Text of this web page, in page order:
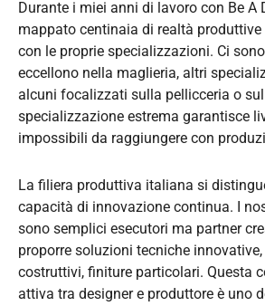
Durante i miei anni di lavoro con Be A
mappato centinaia di realtà
con le proprie specializzazioni. Ci
eccellono nella maglieria, altri
alcuni focalizzati sulla pellicceria o
specializzazione estrema garantisce
impossibili da raggiungere con
La filiera produttiva italiana si
capacità di innovazione continua. I
sono semplici esecutori ma partner
proporre soluzioni tecniche
costruttivi, finiture particolari. Questa
attiva tra designer e produttore è uno